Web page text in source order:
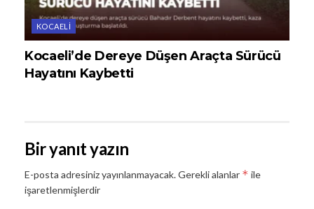
KOCAELI
Kocaeli’de Dereye Düşen Araçta Sürücü
Hayatını Kaybetti
Bir yanıt yazın
E-posta adresiniz yayınlanmayacak.Gerekli alanlar * ile
işaretlenmişlerdir